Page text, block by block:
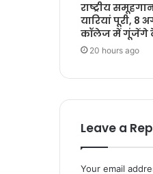
राष्ट्रीय
यारियां पूरी, 8
कॉलेज में गूंजेंगे
20 hours ago
Leave a
Your email